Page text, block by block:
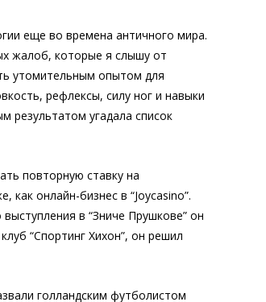
еще во времена античного мира.
жалоб, которые я слышу от
утомительным опытом для
рефлексы, силу ног и навыки
результатом угадала список
повторную ставку на
онлайн-бизнес в “Joycasino”.
в “Зниче Прушкове” он
“Спортинг Хихон”, он решил
голландским футболистом